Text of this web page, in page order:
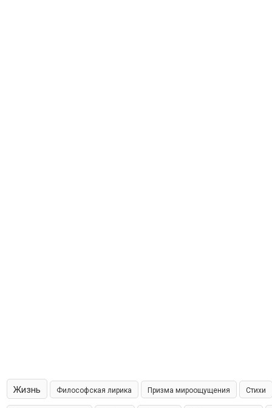
Жизнь Философская лирика Призма мироощущения Стихи